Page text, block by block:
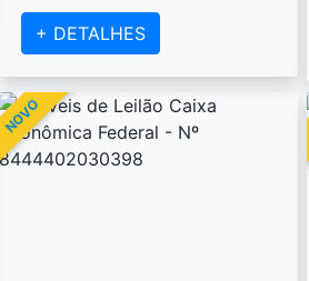
+ DETALHES
NOVO